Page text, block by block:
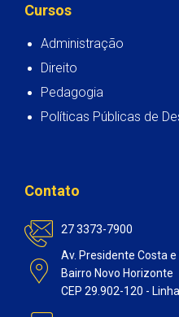
Cursos
Administração
Direito
Pedagogia
Políticas Públicas de
Contato
27 3373-7900
Av. Presidente Costa e
Bairro Novo Horizonte
CEP 29.902-120 -